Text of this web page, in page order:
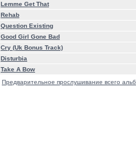
Lemme Get That
Rehab
Question Existing
Good Girl Gone Bad
Cry (Uk Bonus Track)
Disturbia
Take A Bow
Предварительное прослушивание всего